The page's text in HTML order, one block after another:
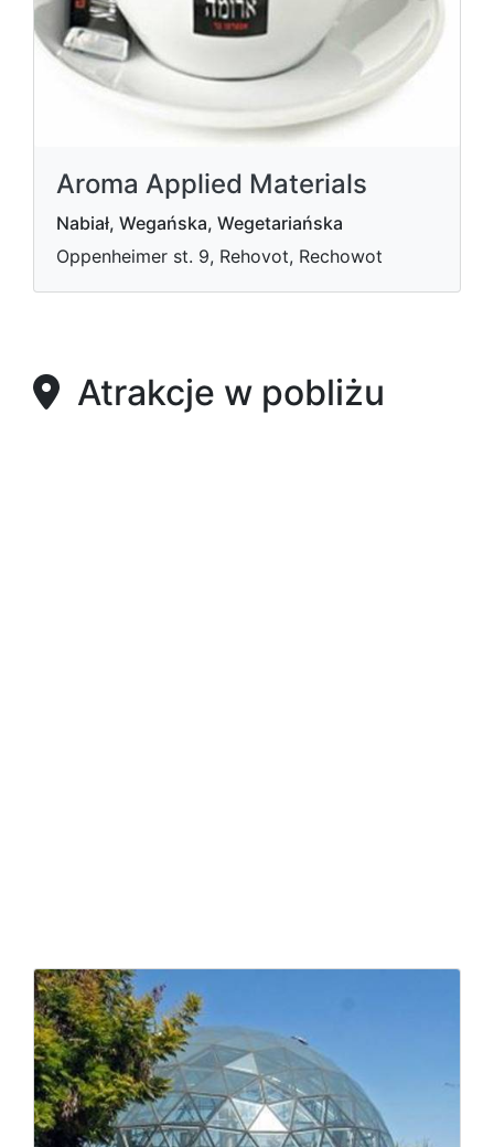
Aroma Applied Materials
Nabiał, Wegańska, Wegetariańska
Oppenheimer st. 9, Rehovot, Rechowot
Atrakcje w pobliżu